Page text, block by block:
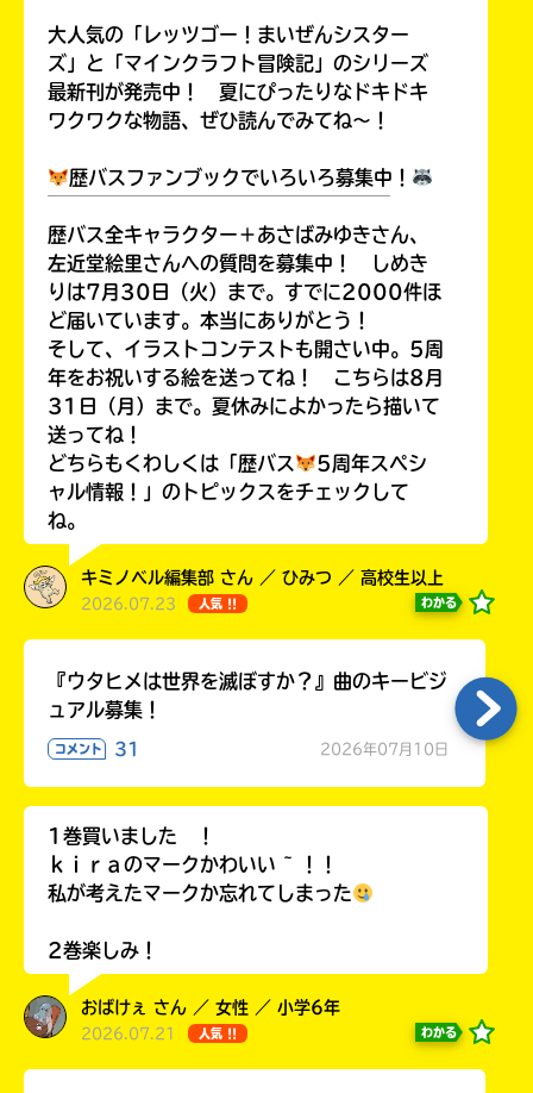
大人気の「レッツゴー！まいぜんシスター
ズ」と「マインクラフト冒険記」のシリーズ
最新刊が発売中！ 夏にぴったりなドキドキ
ワクワクな物語、ぜひ読んでみてね～！
歴バスファンブックでいろいろ募集中！
歴バス全キャラクター＋あさばみゆきさん、
左近堂絵里さんへの質問を募集中！ しめき
りは7月30日（火）まで。すでに2000件ほ
ど届いています。本当にありがとう！
そして、イラストコンテストも開さい中。5周
年をお祝いする絵を送ってね！ こちらは8月
31日（月）まで。夏休みによかったら描いて
送ってね！
どちらもくわしくは「歴バス
5周年スペシ
ャル情報！」のトピックスをチェックして
ね。
キミノベル編集部 さん ／ ひみつ ／ 高校生以上
2026.07.23 人気 !! わかる
『ウタヒメは世界を滅ぼすか？』曲のキービジ
ュアル募集！
コメント 31 2026年07月10日
1巻買いました ！
ｋｉｒａのマークかわいい ~ ！！
私が考えたマークか忘れてしまった
2巻楽しみ！
おばけぇ さん ／ 女性 ／ 小学6年
2026.07.21 人気 !! わかる